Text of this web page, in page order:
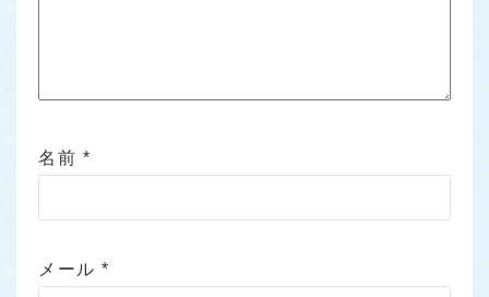
名前 *
メール*